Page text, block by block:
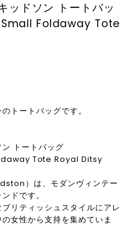
ドソン トートバッ
Small Foldaway Tote
トートバッグです。
トートバッグ
Tote Royal Ditsy
）は、モダンヴィンテー
ドです。
リティッシュスタイルにアレ
女性から支持を集めていま